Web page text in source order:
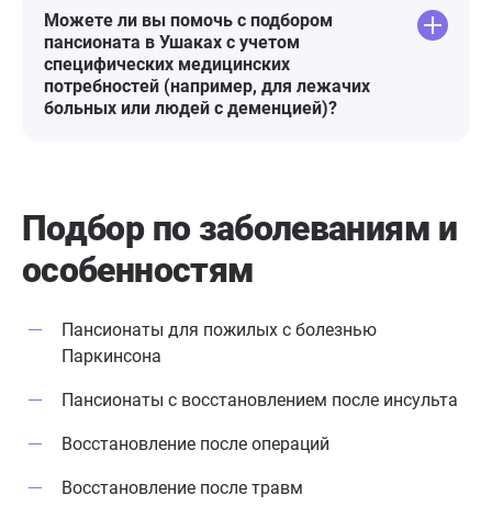
праздники, регулярные
мастерклассы и музыкальные
занятия, концерты и конкурсы, не
считая основных лечебно-
насколько может быть в
подобном учреждении.
Можете ли вы помочь с подбором
пансионата в Ушаках с учетом
специфических медицинских
потребностей (например, для лежачих
больных или людей с деменцией)?
Подбор по заболеваниям и
особенностям
Пансионаты для пожилых с болезнью
Паркинсона
Пансионаты с восстановлением после инсульта
Восстановление после операций
Восстановление после травм